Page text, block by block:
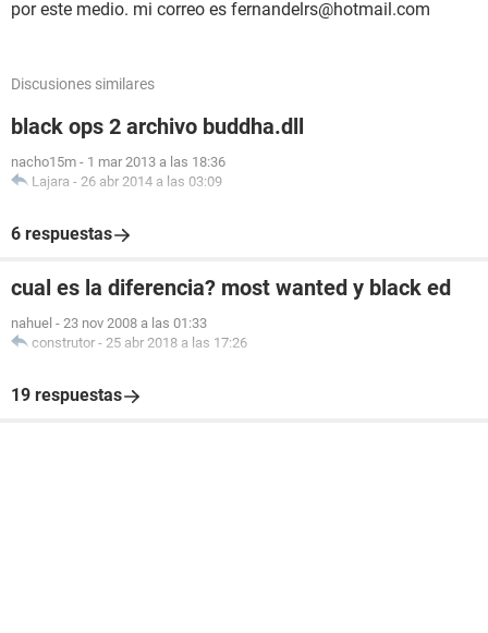
por este medio. mi correo es fernandelrs@hotmail.com
Discusiones similares
black ops 2 archivo buddha.dll
nacho15m - 1 mar 2013 a las 18:36
Lajara - 26 abr 2014 a las 03:09
6 respuestas
cual es la diferencia? most wanted y black ed
nahuel - 23 nov 2008 a las 01:33
construtor - 25 abr 2018 a las 17:26
19 respuestas